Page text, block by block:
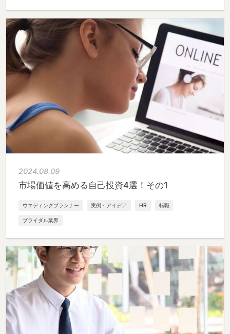
2024.08.09
市場価値を高める自己投資4選！その1
ウエディングプランナー 実例・アイデア HR 転職
ブライダル業界